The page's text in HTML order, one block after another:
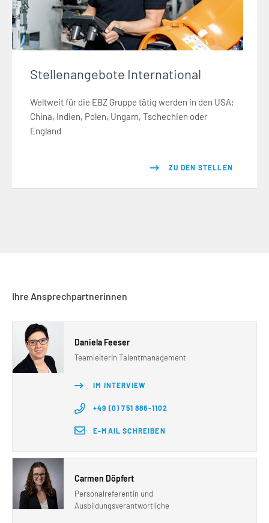
Stellenangebote International
Weltweit für die EBZ Gruppe tätig werden in den USA;
China, Indien, Polen, Ungarn, Tschechien oder
England
ZU DEN STELLEN
Ihre Ansprechpartnerinnen
Daniela Feeser
Teamleiterin Talentmanagement
IM INTERVIEW
+49 (0) 751 886-1102
E-MAIL SCHREIBEN
Carmen Döpfert
Personalreferentin und
Ausbildungsverantwortliche